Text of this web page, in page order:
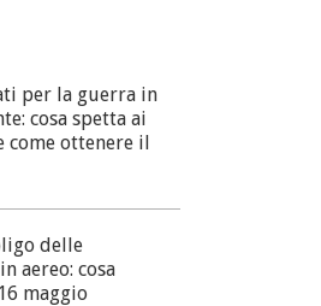
per la guerra in
cosa spetta ai
come ottenere il
delle
aereo: cosa
maggio